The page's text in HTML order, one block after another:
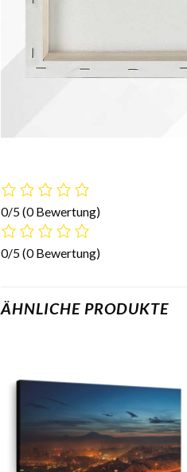
0/5(0 Bewertung)
0/5(0 Bewertung)
ÄHNLICHE PRODUKTE